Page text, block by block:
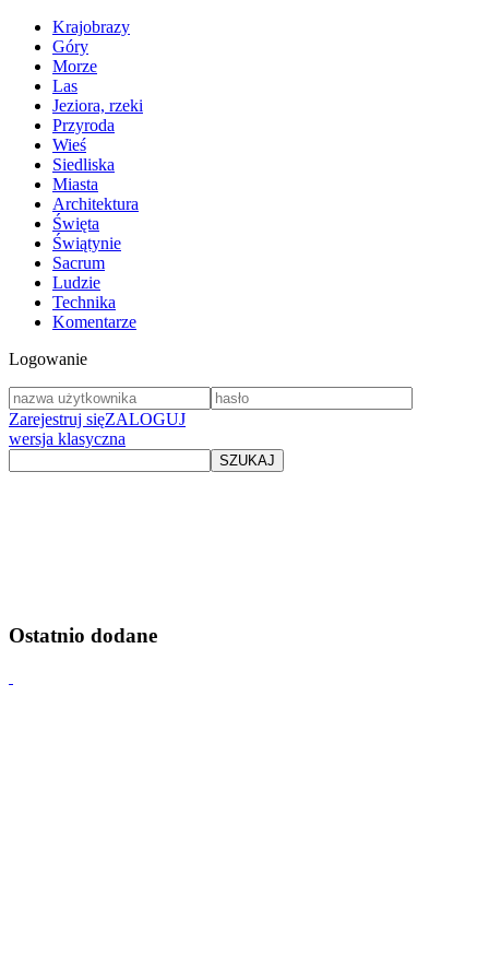
Krajobrazy
Góry
Morze
Las
Jeziora, rzeki
Przyroda
Wieś
Siedliska
Miasta
Architektura
Święta
Świątynie
Sacrum
Ludzie
Technika
Komentarze
Logowanie
Zarejestruj sięZALOGUJ
wersja klasyczna
Ostatnio dodane